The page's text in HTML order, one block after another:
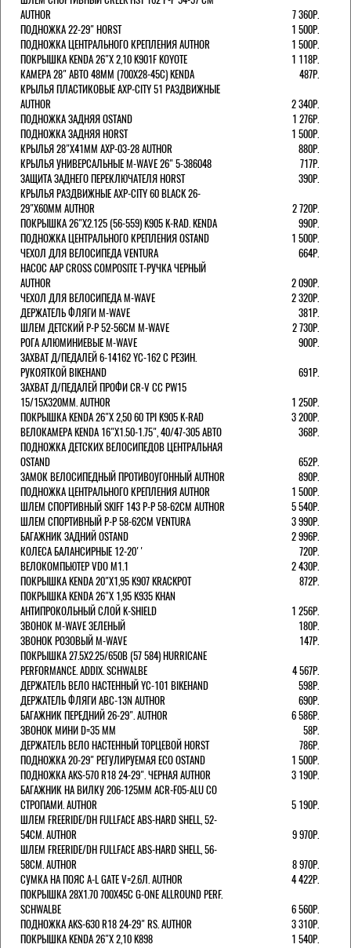
AUTHOR
7 360Р.
ПОДНОЖКА 22-29" HORST
1 500Р.
ПОДНОЖКА ЦЕНТРАЛЬНОГО КРЕПЛЕНИЯ AUTHOR
1 500Р.
ПОКРЫШКА KENDA 26"Х 2,10 K901F KOYOTE
1 118Р.
КАМЕРА 28" АВТО 48ММ (700Х28-45С) KENDA
487Р.
КРЫЛЬЯ ПЛАСТИКОВЫЕ AXP-CITY 51 РАЗДВИЖНЫЕ
AUTHOR
2 340Р.
ПОДНОЖКА ЗАДНЯЯ OSTAND
1 276Р.
ПОДНОЖКА ЗАДНЯЯ HORST
1 500Р.
КРЫЛЬЯ 28"Х41ММ AXP-03-28 AUTHOR
880Р.
КРЫЛЬЯ УНИВЕРСАЛЬНЫЕ M-WAVE 26" 5-386048
717Р.
ЗАЩИТА ЗАДНЕГО ПЕРЕКЛЮЧАТЕЛЯ HORST
390Р.
КРЫЛЬЯ РАЗДВИЖНЫЕ AXP-CITY 60 BLACK 26-
29"Х60ММ AUTHOR
2 720Р.
ПОКРЫШКА 26"Х2.125 (56-559) K905 K-RAD. KENDA
990Р.
ПОДНОЖКА ЦЕНТРАЛЬНОГО КРЕПЛЕНИЯ OSTAND
1 500Р.
ЧЕХОЛ ДЛЯ ВЕЛОСИПЕДА VENTURA
664Р.
НАСОС AAP CROSS COMPOSITE Т-РУЧКА ЧЕРНЫЙ
AUTHOR
2 090Р.
ЧЕХОЛ ДЛЯ ВЕЛОСИПЕДА M-WAVE
2 320Р.
ДЕРЖАТЕЛЬ ФЛЯГИ M-WAVE
381Р.
ШЛЕМ ДЕТСКИЙ Р-Р 52-56СМ M-WAVE
2 730Р.
РОГА АЛЮМИНИЕВЫЕ M-WAVE
900Р.
ЗАХВАТ Д/ПЕДАЛЕЙ 6-14162 YC-162 С РЕЗИН.
РУКОЯТКОЙ BIKEHAND
691Р.
ЗАХВАТ Д/ПЕДАЛЕЙ ПРОФИ CR-V CC PW15
15/15X320ММ. AUTHOR
1 250Р.
ПОКРЫШКА KENDA 26"Х 2,50 60 TPI K905 K-RAD
3 200Р.
ВЕЛОКАМЕРА KENDA 16"Х1.50-1.75", 40/47-305 АВТО
368Р.
ПОДНОЖКА ДЕТСКИХ ВЕЛОСИПЕДОВ ЦЕНТРАЛЬНАЯ
OSTAND
652Р.
ЗАМОК ВЕЛОСИПЕДНЫЙ ПРОТИВОУГОННЫЙ AUTHOR
890Р.
ПОДНОЖКА ЦЕНТРАЛЬНОГО КРЕПЛЕНИЯ AUTHOR
1 500Р.
ШЛЕМ СПОРТИВНЫЙ SKIFF 143 Р-Р 58-62СМ AUTHOR
5 540Р.
ШЛЕМ СПОРТИВНЫЙ Р-Р 58-62СМ VENTURA
3 990Р.
БАГАЖНИК ЗАДНИЙ OSTAND
2 996Р.
КОЛЕСА БАЛАНСИРНЫЕ 12-20''
720Р.
ВЕЛОКОМПЬЮТЕР VDO M1.1
2 430Р.
ПОКРЫШКА KENDA 20"Х1,95 K907 KRACKPOT
872Р.
ПОКРЫШКА KENDA 26"Х 1,95 K935 KHAN
АНТИПРОКОЛЬНЫЙ СЛОЙ K-SHIELD
1 256Р.
ЗВОНОК M-WAVE ЗЕЛЕНЫЙ
180Р.
ЗВОНОК РОЗОВЫЙ M-WAVE
147Р.
ПОКРЫШКА 27.5X2.25/650B (57 584) HURRICANE
PERFORMANCE. ADDIX. SCHWALBE
4 567Р.
ДЕРЖАТЕЛЬ ВЕЛО НАСТЕННЫЙ YC-101 BIKEHAND
598Р.
ДЕРЖАТЕЛЬ ФЛЯГИ ABC-13N AUTHOR
690Р.
БАГАЖНИК ПЕРЕДНИЙ 26-29". AUTHOR
6 586Р.
ЗВОНОК МИНИ D=35 ММ
58Р.
ДЕРЖАТЕЛЬ ВЕЛО НАСТЕННЫЙ ТОРЦЕВОЙ HORST
786Р.
ПОДНОЖКА 20-29" РЕГУЛИРУЕМАЯ ECO OSTAND
1 500Р.
ПОДНОЖКА AKS-570 R18 24-29". ЧЕРНАЯ AUTHOR
3 190Р.
БАГАЖНИК НА ВИЛКУ 206-125ММ ACR-F05-ALU СО
СТРОПАМИ. AUTHOR
5 190Р.
ШЛЕМ FREERIDE/DH FULLFACE ABS-HARD SHELL, 52-
54СМ. AUTHOR
9 970Р.
ШЛЕМ FREERIDE/DH FULLFACE ABS-HARD SHELL, 56-
58СМ. AUTHOR
8 970Р.
СУМКА НА ПОЯС A-L GATE V=2.6Л. AUTHOR
4 422Р.
ПОКРЫШКА 28X1.70 700X45C G-ONE ALLROUND PERF.
SCHWALBE
6 560Р.
ПОДНОЖКА AKS-630 R18 24-29" RS. AUTHOR
3 310Р.
ПОКРЫШКА KENDA 26"Х 2,10 K898
1 540Р.